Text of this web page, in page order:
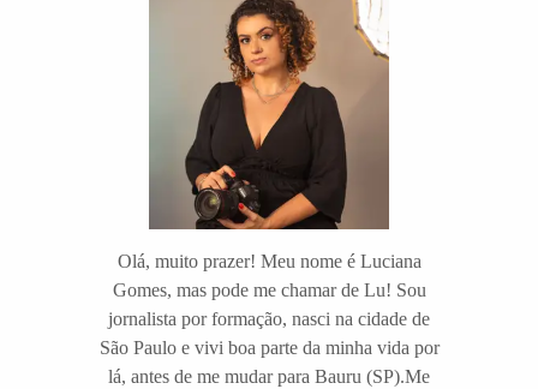
Olá, muito prazer! Meu nome é Luciana
Gomes, mas pode me chamar de Lu! Sou
jornalista por formação, nasci na cidade de
São Paulo e vivi boa parte da minha vida por
lá, antes de me mudar para Bauru (SP).Me